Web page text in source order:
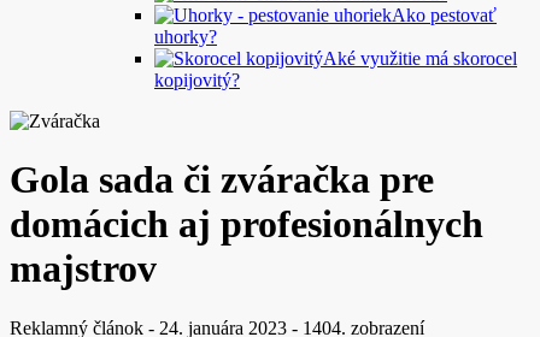
Ako pestovať
uhorky?
Aké využitie má skorocel
kopijovitý?
Gola sada či zváračka pre
domácich aj profesionálnych
majstrov
Reklamný článok - 24. januára 2023 - 1404. zobrazení